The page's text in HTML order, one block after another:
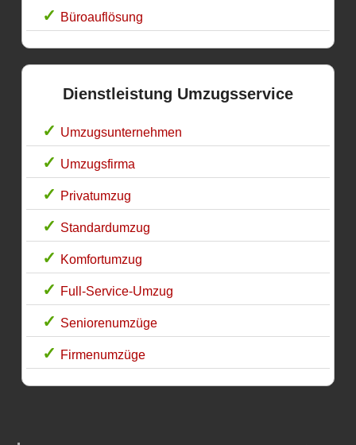
Büroauflösung
Dienstleistung Umzugsservice
Umzugsunternehmen
Umzugsfirma
Privatumzug
Standardumzug
Komfortumzug
Full-Service-Umzug
Seniorenumzüge
Firmenumzüge